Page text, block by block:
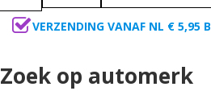
VERZENDING VANAF NL € 5,95
Zoek op automerk